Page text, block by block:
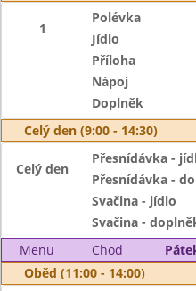
1
Polévka
Jídlo
Příloha
Nápoj
Doplněk
Celý den (9:00 - 14:30)
Celý den
Přesnídávka -
Přesnídávka -
Svačina - jídlo
Svačina -
Menu
Chod
Oběd (11:00 - 14:00)